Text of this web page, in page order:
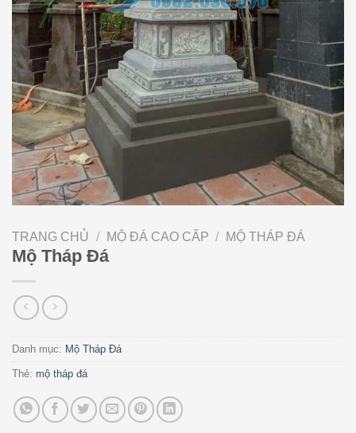
TRANG CHỦ / MỘ ĐÁ CAO CẤP / MỘ THÁP ĐÁ
Mộ Tháp Đá
Danh mục: Mộ Tháp Đá
Thẻ: mộ tháp đá